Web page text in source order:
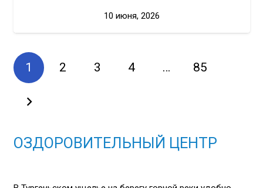
10 июня, 2026
1 2 3 4 … 85
ОЗДОРОВИТЕЛЬНЫЙ ЦЕНТР